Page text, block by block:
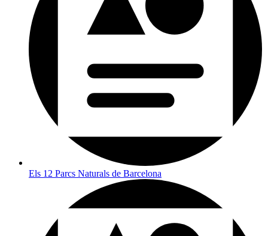
Els 12 Parcs Naturals de Barcelona